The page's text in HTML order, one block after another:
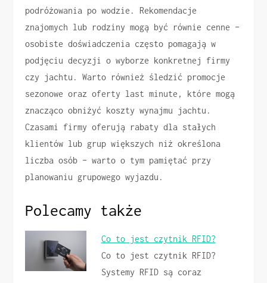
podróżowania po wodzie. Rekomendacje
znajomych lub rodziny mogą być równie cenne –
osobiste doświadczenia często pomagają w
podjęciu decyzji o wyborze konkretnej firmy
czy jachtu. Warto również śledzić promocje
sezonowe oraz oferty last minute, które mogą
znacząco obniżyć koszty wynajmu jachtu.
Czasami firmy oferują rabaty dla stałych
klientów lub grup większych niż określona
liczba osób – warto o tym pamiętać przy
planowaniu grupowego wyjazdu.
Polecamy także
Co to jest czytnik RFID?
Co to jest czytnik RFID?
Systemy RFID są coraz